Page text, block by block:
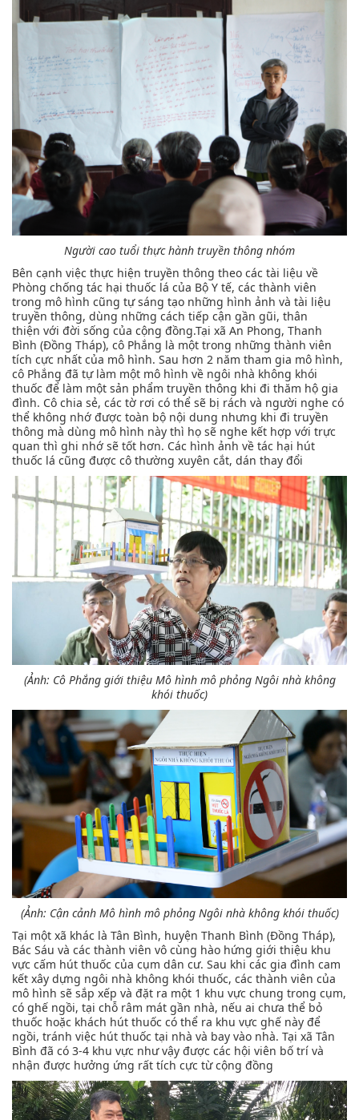
Người cao tuổi thực hành truyền thông nhóm
Bên cạnh việc thực hiện truyền thông theo các tài liệu về
Phòng chống tác hại thuốc lá của Bộ Y tế, các thành viên
trong mô hình cũng tự sáng tạo những hình ảnh và tài liệu
truyền thông, dùng những cách tiếp cận gần gũi, thân
thiện với đời sống của cộng đồng.Tại xã An Phong, Thanh
Bình (Đồng Tháp), cô Phắng là một trong những thành viên
tích cực nhất của mô hình. Sau hơn 2 năm tham gia mô hình,
cô Phắng đã tự làm một mô hình về ngôi nhà không khói
thuốc để làm một sản phẩm truyền thông khi đi thăm hộ gia
đình. Cô chia sẻ, các tờ rơi có thể sẽ bị rách và người nghe có
thể không nhớ được toàn bộ nội dung nhưng khi đi truyền
thông mà dùng mô hình này thì họ sẽ nghe kết hợp với trực
quan thì ghi nhớ sẽ tốt hơn. Các hình ảnh về tác hại hút
thuốc lá cũng được cô thường xuyên cắt, dán thay đổi
(Ảnh: Cô Phắng giới thiệu Mô hình mô phỏng Ngôi nhà không
khói thuốc)
(Ảnh: Cận cảnh Mô hình mô phỏng Ngôi nhà không khói thuốc)
Tại một xã khác là Tân Bình, huyện Thanh Bình (Đồng Tháp),
Bác Sáu và các thành viên vô cùng hào hứng giới thiệu khu
vực cấm hút thuốc của cụm dân cư. Sau khi các gia đình cam
kết xây dựng ngôi nhà không khói thuốc, các thành viên của
mô hình sẽ sắp xếp và đặt ra một 1 khu vực chung trong cụm,
có ghế ngồi, tại chỗ râm mát gần nhà, nếu ai chưa thể bỏ
thuốc hoặc khách hút thuốc có thể ra khu vực ghế này để
ngồi, tránh việc hút thuốc tại nhà và bay vào nhà. Tại xã Tân
Bình đã có 3-4 khu vực như vậy được các hội viên bố trí và
nhận được hưởng ứng rất tích cực từ cộng đồng